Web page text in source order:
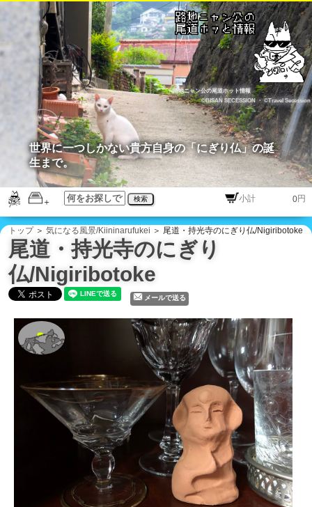
路地ニャン公の尾道ホット情報
©BISAN SECESSION
・©Travel Secession
検索 円
世界に一つしかない貴方自身の「にぎり仏」の誕
生まで。
トップ＞ 気になる風景/Kiininarufukei ＞ 尾道・持光寺のにぎり仏/Nigiribotoke
尾道・持光寺のにぎり
仏/Nigiribotoke
メールで送る